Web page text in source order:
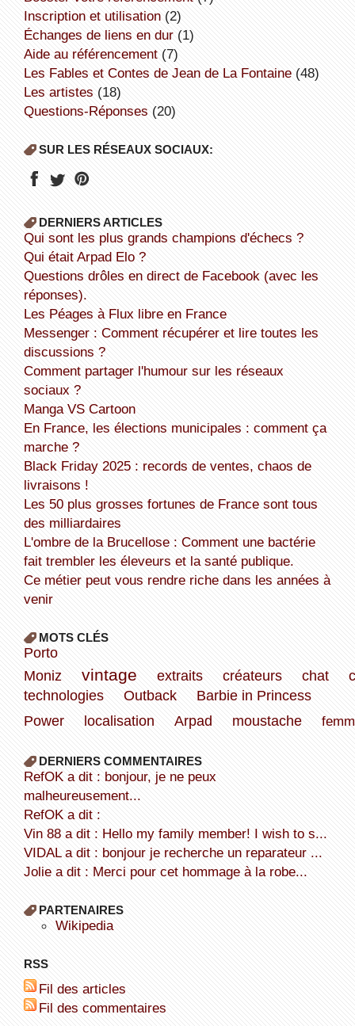
inscription et utilisation(2)
échanges de liens en dur(1)
aide au référencement(7)
Les Fables et Contes de Jean de La Fontaine(48)
Les artistes (18)
Questions-Réponses (20)
SUR LES RÉSEAUX SOCIAUX:
DERNIERS ARTICLES
Qui sont les plus grands champions d'échecs ?
Qui était Arpad Elo ?
Questions drôles en direct de Facebook (avec les
réponses).
Les Péages à Flux libre en France
Messenger : Comment récupérer et lire toutes les
discussions ?
Comment partager l'humour sur les réseaux
sociaux ?
Manga VS Cartoon
En France, les élections municipales : comment ça
marche ?
Black Friday 2025 : records de ventes, chaos de
livraisons !
Les 50 plus grosses fortunes de France sont tous
des milliardaires
L'ombre de la Brucellose : Comment une bactérie
fait trembler les éleveurs et la santé publique.
Ce métier peut vous rendre riche dans les années à
venir
MOTS CLÉS
Porto
Moniz
vintage extraits créateurs chat
technologies
Outback
Barbie in Princess
Power
localisation Arpad moustache
DERNIERS COMMENTAIRES
refOK a dit : bonjour, je ne peux
malheureusement...
refOK a dit :
Vin 88 a dit : Hello my family member! I wish to s...
VIDAL a dit : bonjour je recherche un reparateur ...
Jolie a dit : Merci pour cet hommage à la robe...
PARTENAIRES
wikipedia
RSS
Fil des articles
Fil des commentaires